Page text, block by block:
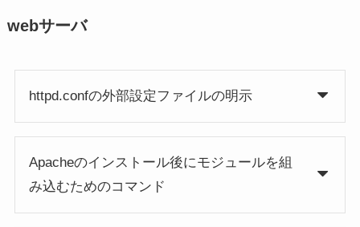
webサーバ
httpd.confの外部設定ファイルの明示
Apacheのインストール後にモジュールを組
み込むためのコマンド